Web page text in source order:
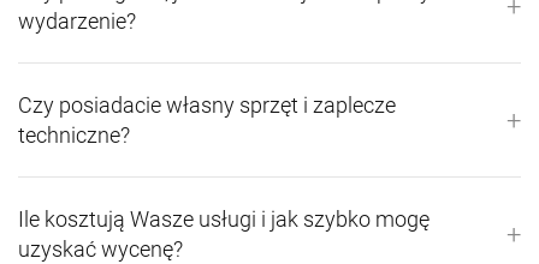
wydarzenie?
+
Czy posiadacie własny sprzęt i zaplecze
techniczne?
+
Ile kosztują Wasze usługi i jak szybko mogę
uzyskać wycenę?
+